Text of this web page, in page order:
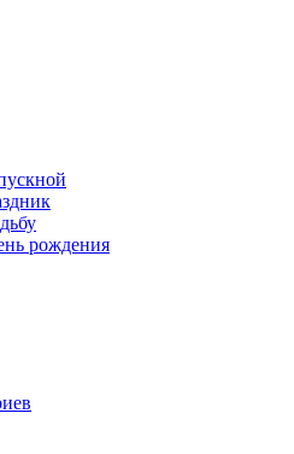
рождения